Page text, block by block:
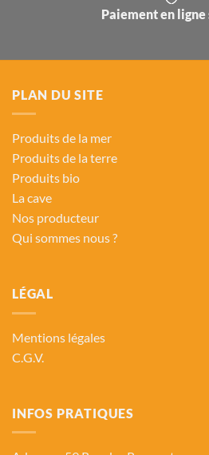
Paiement en ligne
PLAN DU SITE
Produits de la mer
Produits de la terre
Produits bio
La cave
Nos producteur
Qui sommes nous ?
LÉGAL
Mentions légales
C.G.V.
INFOS PRATIQUES